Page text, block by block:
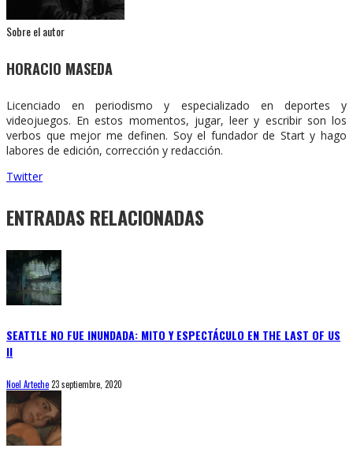
Sobre el autor
HORACIO MASEDA
Licenciado en periodismo y especializado en deportes y
videojuegos. En estos momentos, jugar, leer y escribir son los
verbos que mejor me definen. Soy el fundador de Start y hago
labores de edición, corrección y redacción.
Twitter
ENTRADAS RELACIONADAS
SEATTLE NO FUE INUNDADA: MITO Y ESPECTÁCULO EN THE LAST OF US
II
Noel Arteche23 septiembre, 2020